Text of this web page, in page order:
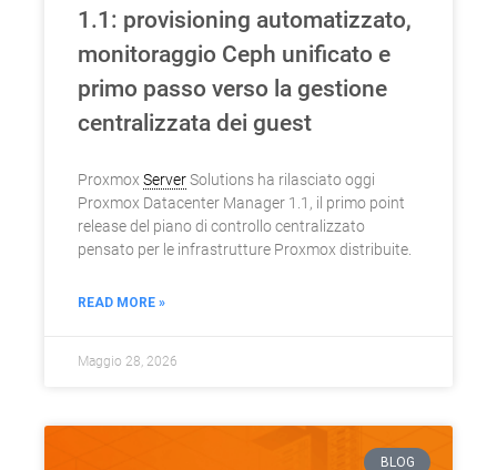
1.1: provisioning automatizzato,
monitoraggio Ceph unificato e
primo passo verso la gestione
centralizzata dei guest
Proxmox ServerSolutions ha rilasciato oggi
Proxmox Datacenter Manager 1.1, il primo point
release del piano di controllo centralizzato
pensato per le infrastrutture Proxmox distribuite.
READ MORE »
Maggio 28, 2026
BLOG